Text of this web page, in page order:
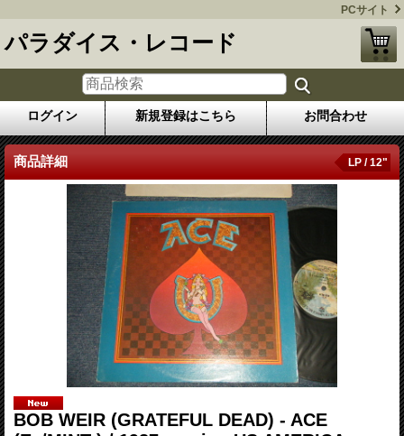
PCサイト
パラダイス・レコード
ログイン 新規登録はこちら お問合わせ
商品詳細 LP / 12"
BOB WEIR (GRATEFUL DEAD) - ACE